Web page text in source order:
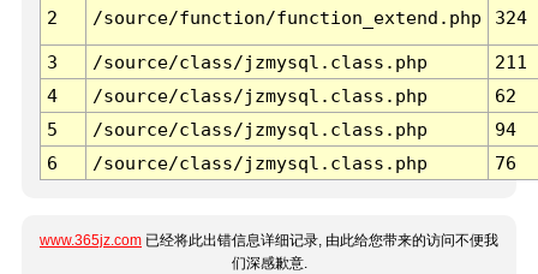
2 /source/function/function_extend.php 324
3 /source/class/jzmysql.class.php
211
4
/source/class/jzmysql.class.php
62
5
/source/class/jzmysql.class.php
94
6
/source/class/jzmysql.class.php 76
www.365jz.com 已经将此出错信息详细记录, 由此给您带来的访问不便我
们深感歉意.